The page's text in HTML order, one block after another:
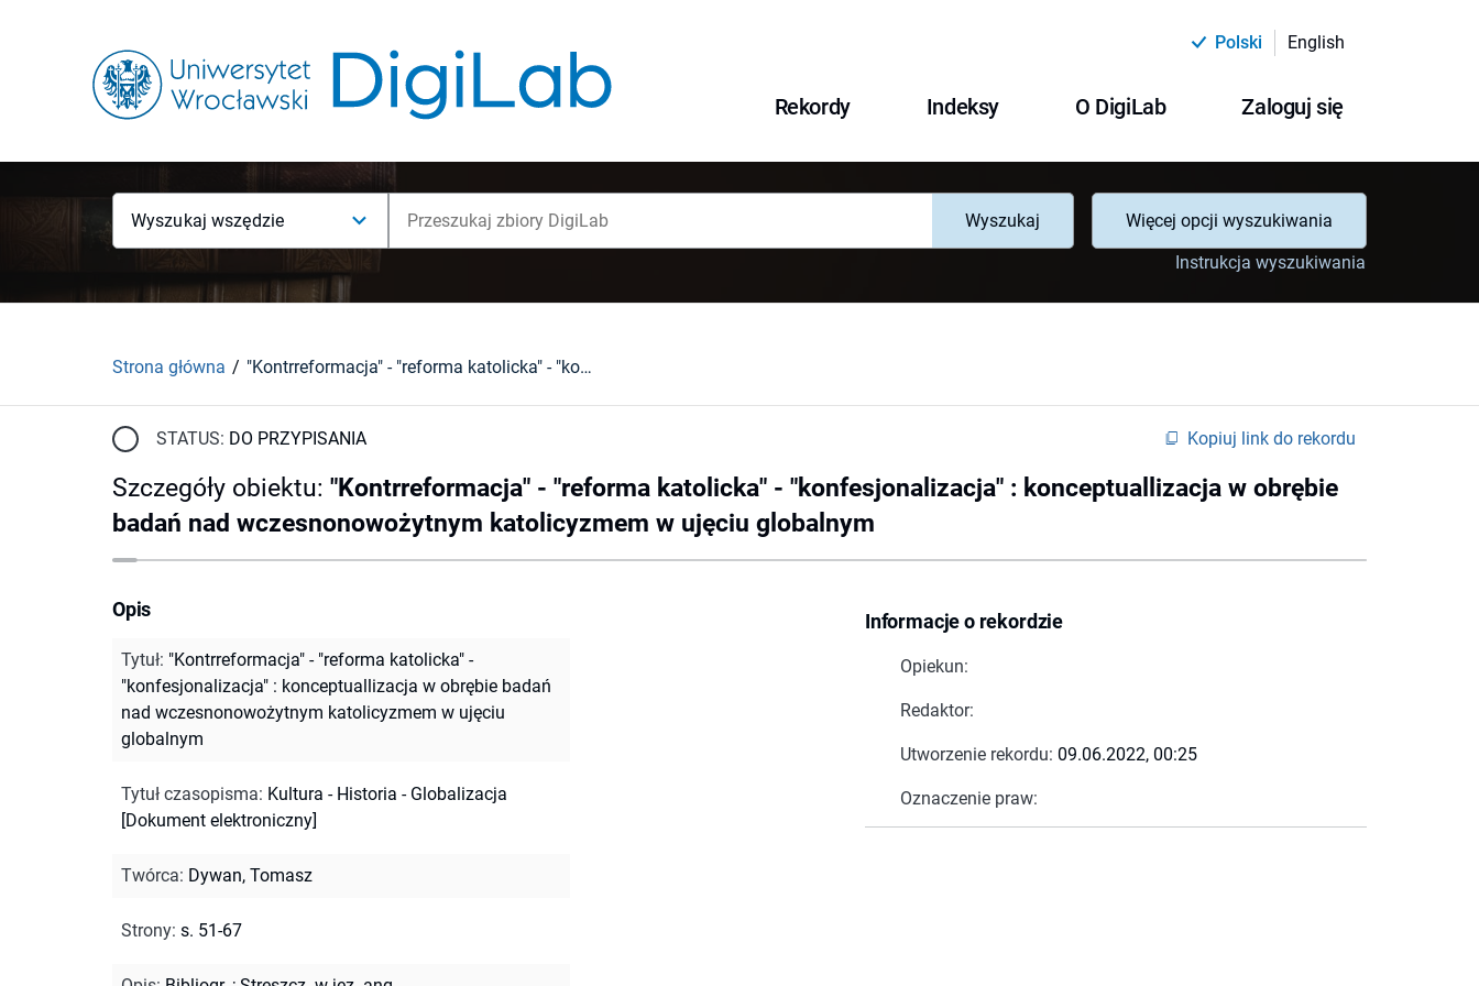
Polski English
Rekordy Indeksy O DigiLab Zaloguj się
Wyszukaj wszędzie Wyszukaj
Więcej opcji wyszukiwania
Instrukcja wyszukiwania
Strona główna "Kontrreformacja" - "reforma katolicka" - "konfesjonalizacja" : konceptuallizacja w obrębie badań nad wczesnonowożytnym katolicyzmem w ujęciu globalnym
STATUS: DO PRZYPISANIA Kopiuj link do rekordu
Szczegóły obiektu: "Kontrreformacja" - "reforma katolicka" - "konfesjonalizacja" : konceptuallizacja w obrębie
badań nad wczesnonowożytnym katolicyzmem w ujęciu globalnym
Informacje o rekordzie
Opiekun:
Redaktor:
Utworzenie rekordu: 09.06.2022, 00:25
Oznaczenie praw:
Opis
Tytuł: "Kontrreformacja" - "reforma katolicka" -
"konfesjonalizacja" : konceptuallizacja w obrębie badań
nad wczesnonowożytnym katolicyzmem w ujęciu
globalnym
Tytuł czasopisma: Kultura - Historia - Globalizacja
[Dokument elektroniczny]
Twórca: Dywan, Tomasz
Strony: s. 51-67